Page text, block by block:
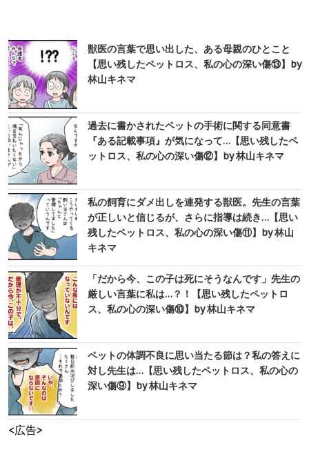
獣医の言葉で思い出した、ある母親のひとこと
【思い残したペットロス、私の心の深い傷⑬】by
林山キネマ
過去に書かされたペットの手術に関する同意書
『ある記載事項』が気になって…【思い残したペ
ットロス、私の心の深い傷⑫】by 林山キネマ
私の飼育にダメ出しを連発する獣医。先生の言葉
が正しいと信じるが、さらに指導は続き…【思い
残したペットロス、私の心の深い傷⑪】by 林山
キネマ
「だから今、この子は死にそうなんです」先生の
厳しい言葉に私は…？！【思い残したペットロ
ス、私の心の深い傷⑩】by 林山キネマ
ペットの体調不良に思い当たる節は？私の答えに
対し先生は…【思い残したペットロス、私の心の
深い傷⑨】by 林山キネマ
<広告>